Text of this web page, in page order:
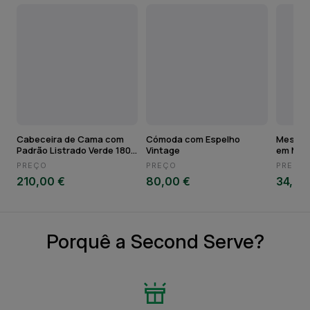
Cabeceira de Cama com
Padrão Listrado Verde 180
cm
PREÇO
210,00 €
Cómoda com Espelho
Vintage
PREÇO
80,00 €
Mesa
em
PREÇO
Porquê a Second Serve?